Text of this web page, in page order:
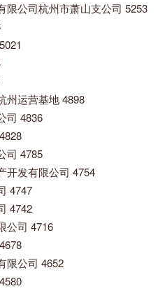
限公司杭州市萧山支公司 5253
州运营基地 4898
司 4836
司 4785
开发有限公司 4754
4747
4742
公司 4716
限公司 4652